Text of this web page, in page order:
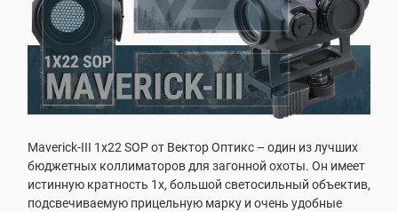
Maverick-III 1x22 SOP от Вектор Оптикс – один из лучших
бюджетных коллиматоров для загонной охоты. Он имеет
истинную кратность 1х, большой светосильный объектив,
подсвечиваемую прицельную марку и очень удобные